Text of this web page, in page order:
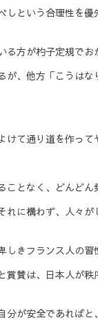
という合理性を
方が杓子定規でお
、他方「こうは
て通り道を作って
となく、どんどん
に構わず、人々
きフランス人の習
賛は、日本人が
が安全であれば